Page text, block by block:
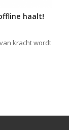
haalt!
kracht wordt